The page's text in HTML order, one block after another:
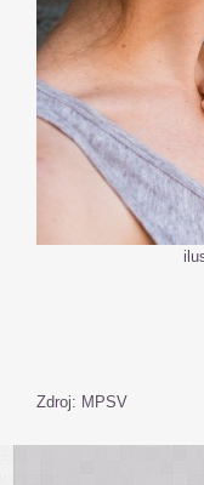
Zdroj: MPSV